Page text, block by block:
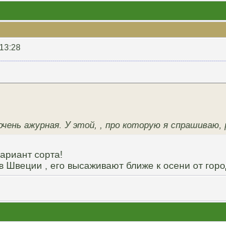
ажурная. У этой, , про которую я спрашиваю,
сорта!
, его высаживают ближе к осени от